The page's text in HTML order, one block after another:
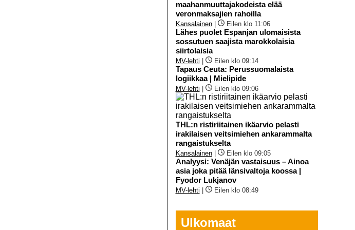
maahanmuuttajakodeista elää
veronmaksajien rahoilla
Kansalainen| Eilen klo 11:06
Lähes puolet Espanjan ulomaisista
sossutuen saajista marokkolaisia
siirtolaisia
MV-lehti Eilen klo 09:14
Tapaus Ceuta: Perussuomalaista
logiikkaa | Mielipide
MV-lehti Eilen klo 09:06
THL:n ristiriitainen ikäarvio pelasti
irakilaisen veitsimiehen ankarammalta
rangaistukselta
Kansalainen| Eilen klo 09:05
Analyysi: Venäjän vastaisuus – Ainoa
asia joka pitää länsivaltoja koossa |
Fyodor Lukjanov
MV-lehti Eilen klo 08:49
Ulkomaat